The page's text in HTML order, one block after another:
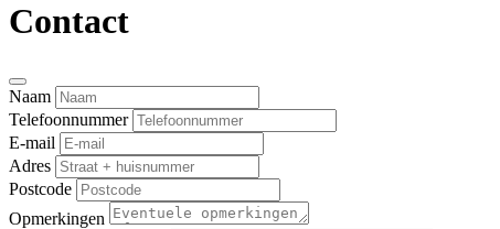
Contact
Naam
Telefoonnummer
E-mail
Adres
Postcode
Opmerkingen